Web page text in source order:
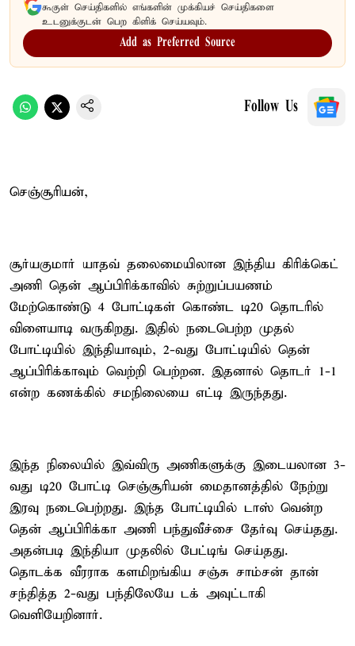
கூகுள் செய்திகளில் எங்களின் முக்கியச் செய்திகளை
உடனுக்குடன் பெற கிளிக் செய்யவும்.
Add as Preferred Source
Follow Us
செஞ்சூரியன்,
சூர்யகுமார் யாதவ் தலைமையிலான இந்திய கிரிக்கெட்
அணி தென் ஆப்பிரிக்காவில் சுற்றுப்பயணம்
மேற்கொண்டு 4 போட்டிகள் கொண்ட டி20 தொடரில்
விளையாடி வருகிறது. இதில் நடைபெற்ற முதல்
போட்டியில் இந்தியாவும், 2-வது போட்டியில் தென்
ஆப்பிரிக்காவும் வெற்றி பெற்றன. இதனால் தொடர் 1-1
என்ற கணக்கில் சமநிலையை எட்டி இருந்தது.
இந்த நிலையில் இவ்விரு அணிகளுக்கு இடையலான 3-
வது டி20 போட்டி செஞ்சூரியன் மைதானத்தில் நேற்று
இரவு நடைபெற்றது. இந்த போட்டியில் டாஸ் வென்ற
தென் ஆப்பிரிக்கா அணி பந்துவீச்சை தேர்வு செய்தது.
அதன்படி இந்தியா முதலில் பேட்டிங் செய்தது.
தொடக்க வீரராக களமிறங்கிய சஞ்சு சாம்சன் தான்
சந்தித்த 2-வது பந்திலேயே டக் அவுட்டாகி
வெளியேறினார்.